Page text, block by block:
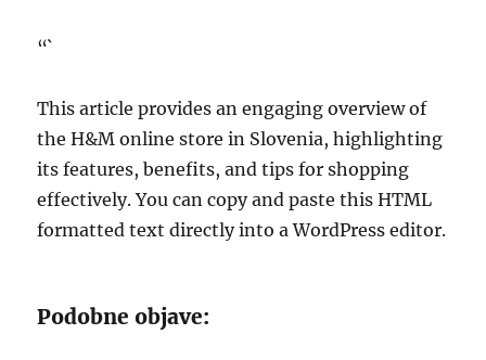
“`
This article provides an engaging overview of
the H&M online store in Slovenia, highlighting
its features, benefits, and tips for shopping
effectively. You can copy and paste this HTML
formatted text directly into a WordPress editor.
Podobne objave: